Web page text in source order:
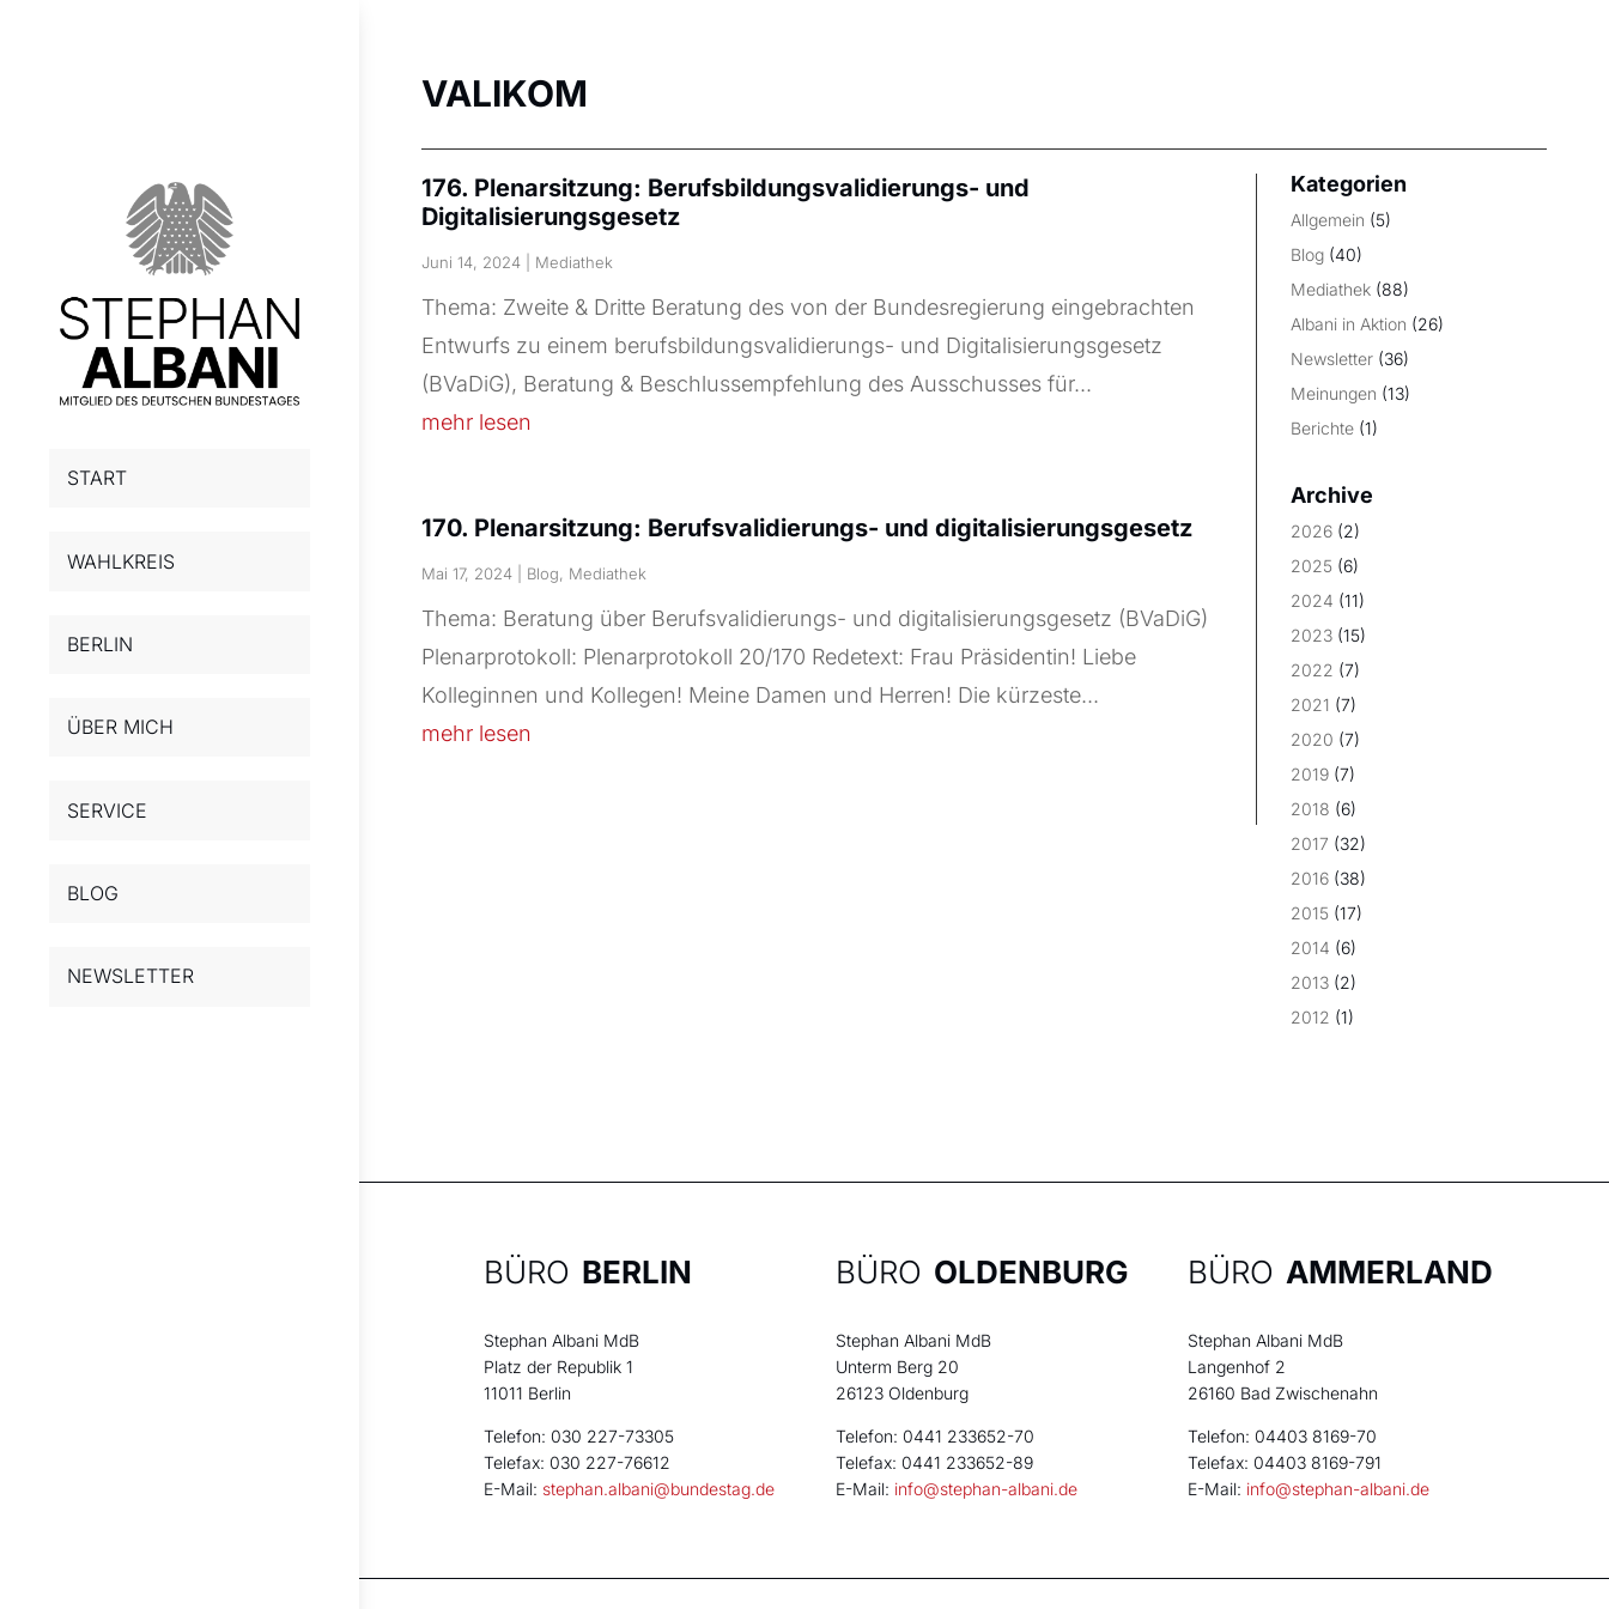
START
WAHLKREIS
BERLIN
ÜBER MICH
SERVICE
BLOG
NEWSLETTER
VALIKOM
176. Plenarsitzung: Berufsbildungsvalidierungs- und
Digitalisierungsgesetz
Juni 14, 2024 Mediathek
Thema: Zweite & Dritte Beratung des von der Bundesregierung eingebrachten
Entwurfs zu einem berufsbildungsvalidierungs- und Digitalisierungsgesetz
(BVaDiG), Beratung & Beschlussempfehlung des Ausschusses für...
mehr lesen
170. Plenarsitzung: Berufsvalidierungs- und digitalisierungsgesetz
Mai 17, 2024 Blog, Mediathek
Thema: Beratung über Berufsvalidierungs- und digitalisierungsgesetz (BVaDiG)
Plenarprotokoll: Plenarprotokoll 20/170 Redetext: Frau Präsidentin! Liebe
Kolleginnen und Kollegen! Meine Damen und Herren! Die kürzeste...
mehr lesen
Kategorien
Allgemein (5)
Blog (40)
Mediathek (88)
Albani in Aktion (26)
Newsletter (36)
Meinungen (13)
Berichte (1)
Archive
2026 (2)
2025 (6)
2024 (11)
2023 (15)
2022 (7)
2021 (7)
2020 (7)
2019 (7)
2018 (6)
2017 (32)
2016 (38)
2015 (17)
2014 (6)
2013 (2)
2012 (1)
BÜRO BERLIN
Stephan Albani MdB
Platz der Republik 1
11011 Berlin
Telefon: 030 227-73305
Telefax: 030 227-76612
E-Mail: stephan.albani@bundestag.de
BÜRO OLDENBURG
Stephan Albani MdB
Unterm Berg 20
26123 Oldenburg
Telefon: 0441 233652-70
Telefax: 0441 233652-89
E-Mail: info@stephan-albani.de
BÜRO AMMERLAND
Stephan Albani MdB
Langenhof 2
26160 Bad Zwischenahn
Telefon: 04403 8169-70
Telefax: 04403 8169-791
E-Mail: info@stephan-albani.de